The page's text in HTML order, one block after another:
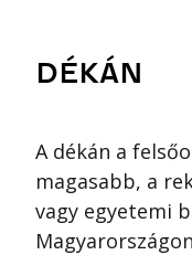
DÉKÁN
A dékán a
magasabb, a
vagy egyetemi